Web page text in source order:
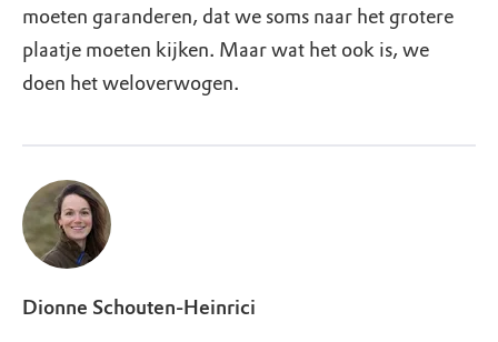
moeten garanderen, dat we soms naar het grotere
plaatje moeten kijken. Maar wat het ook is, we
doen het weloverwogen.
Dionne Schouten-Heinrici